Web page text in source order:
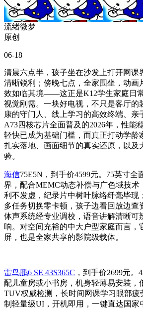
流绪微梦
原创
06-18
清晨六点半，孩子坐在沙发上打开网课
清晰锐利；傍晚七点，全家围坐，动画
效如临其境——这正是K12学生家庭日
视觉刚需。一块好电视，不只是客厅的
康的守门人、线上学习的高效终端、亲
A73四核芯片全面普及的2026年，性能
轻快已成为基础门槛，而真正打动学龄
扎实落地、画面细节的真实还原，以及
验。
海信75E5N，到手价4599元。75英寸全
界，配合MEMC动态补偿与广色域技术
利不发虚，纪录片中树叶脉络纤毫毕现
多任务切换零卡顿，孩子边看回放边查
体声系统经专业调校，语音讲解清晰可
响。对空间充裕的中大户型家庭而言，
屏，也是全家共享的影院级载体。
雷鸟鹏6 SE 43S365C ，到手价2699元
配儿童房或小书房，机身轻薄易安装，
TUV权威检测，长时间网课学习眼部疲
制轻量级UI，开机即用，一键直达国家